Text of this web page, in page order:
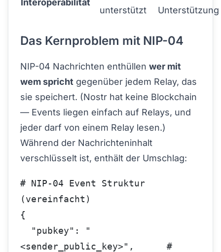
Interoperabilität
unterstützt Unterstützung
Das Kernproblem mit NIP-04
NIP-04 Nachrichten enthüllen wer mit
wem spricht gegenüber jedem Relay, das
sie speichert. (Nostr hat keine Blockchain
— Events liegen einfach auf Relays, und
jeder darf von einem Relay lesen.)
Während der Nachrichteninhalt
verschlüsselt ist, enthält der Umschlag:
# NIP-04 Event Struktur
(vereinfacht)
{
<sender_public_key>",      #